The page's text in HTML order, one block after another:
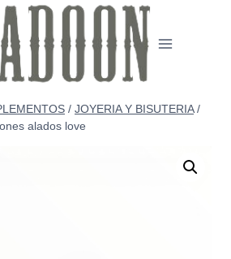
/ JOYERIA Y BISUTERIA /
alados love